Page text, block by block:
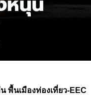
พื้นเมืองท่องเที่ยว-EEC